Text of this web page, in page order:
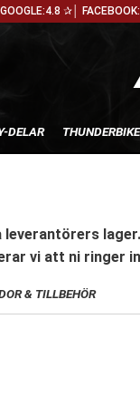
✰│
DELAR THUNDERBIKE
vi att ni ringer
& TILLBEHÖR